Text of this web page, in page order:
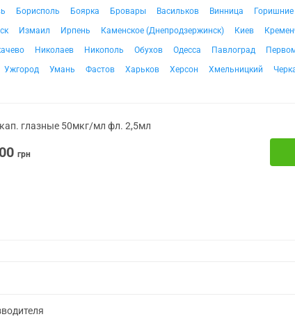
Борисполь Боярка Бровары Васильков Винница
Измаил Ирпень Каменское (Днепродзержинск) Киев
Николаев Никополь Обухов Одесса Павлоград
Ужгород Умань Фастов Харьков Херсон Хмельницкий
глазные 50мкг/мл фл. 2,5мл
грн